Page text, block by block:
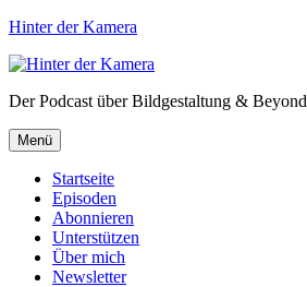
Hinter der Kamera
Der Podcast über Bildgestaltung & Beyond
Menü
Startseite
Episoden
Abonnieren
Unterstützen
Über mich
Newsletter